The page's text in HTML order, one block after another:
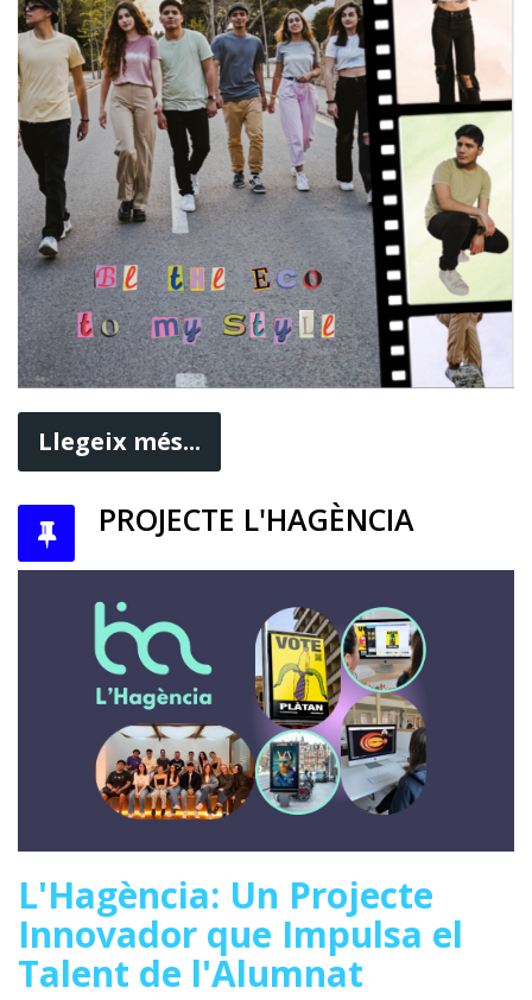
Llegeix més...
PROJECTE L'HAGÈNCIA
L'Hagència: Un Projecte
Innovador que Impulsa el
Talent de l'Alumnat